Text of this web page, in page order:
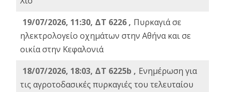
19/07/2026, 11:30, ΔΤ 6226 , Πυρκαγιά σε
ηλεκτρολογείο οχημάτων στην Αθήνα και σε
οικία στην Κεφαλονιά
18/07/2026, 18:03, ΔΤ 6225b , Ενημέρωση για
τις αγροτοδασικές πυρκαγιές του τελευταίου